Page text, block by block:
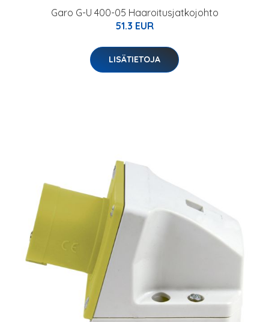
Garo G-U 400-05 Haaroitusjatkojohto
51.3 EUR
LISÄTIETOJA